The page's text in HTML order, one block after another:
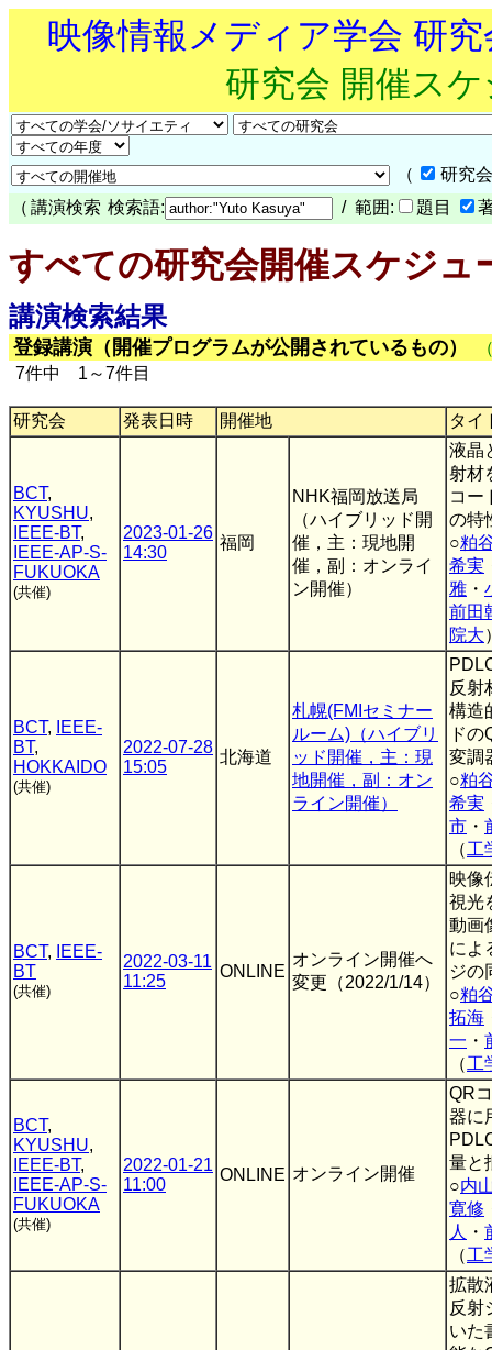
映像情報メディア学会 研
研究会 開催ス
（
研究
（ 講演検索 検索語: / 範囲: 題目
すべての研究会開催スケジュ
講演検索結果
登録講演（開催プログラムが公開されているもの）
7件中 1～7件目
研究会 発表日時 開催地 タイ
BCT,
KYUSHU,
IEEE-BT,
IEEE-AP-S-
FUKUOKA
(共催)
2023-01-26
14:30
福岡
NHK福岡放送局
（ハイブリッド開
催，主：現地開
催，副：オンライ
ン開催）
液晶
射材
コー
の特
○粕
希実
雅 ・
前田
院大
BCT,
IEEE-
BT,
HOKKAIDO
(共催)
2022-07-28
15:05
北海道
札幌(FMIセミナー
ルーム)（ハイブリ
ッド開催，主：現
地開催，副：オン
ライン開催）
反射
構造
ドの
変調
○粕
希実
市 ・
（工
BCT,
IEEE-
BT
(共催)
2022-03-11
11:25
ONLINE
オンライン開催へ
変更（2022/1/14）
映像
視光
動画
によ
ジの
○粕
拓海
一 ・
（工
BCT,
KYUSHU,
IEEE-BT,
IEEE-AP-S-
FUKUOKA
(共催)
2022-01-21
11:00
ONLINE オンライン開催
QR
器に
量と
○内
寛修
人
・
（工
拡散
反射
いた